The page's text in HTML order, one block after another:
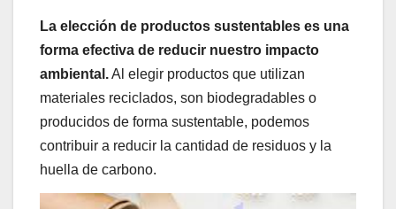
La elección de productos sustentables es una
forma efectiva de reducir nuestro impacto
ambiental.Al elegir productos que utilizan
materiales reciclados, son biodegradables o
producidos de forma sustentable, podemos
contribuir a reducir la cantidad de residuos y la
huella de carbono.